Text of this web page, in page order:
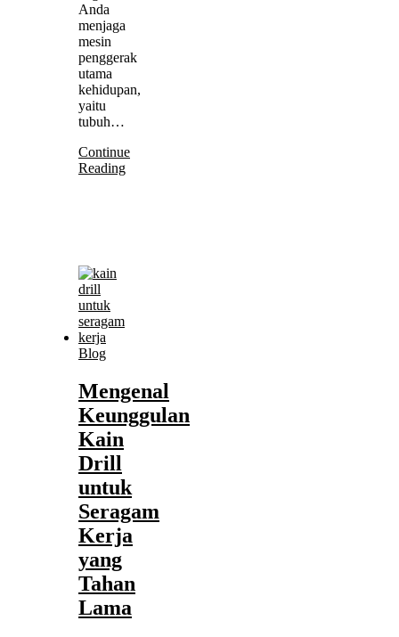
Anda
menjaga
mesin
penggerak
utama
kehidupan,
yaitu
tubuh…
Continue
Reading
Blog
Mengenal
Keunggulan
Kain
Drill
untuk
Seragam
Kerja
yang
Tahan
Lama